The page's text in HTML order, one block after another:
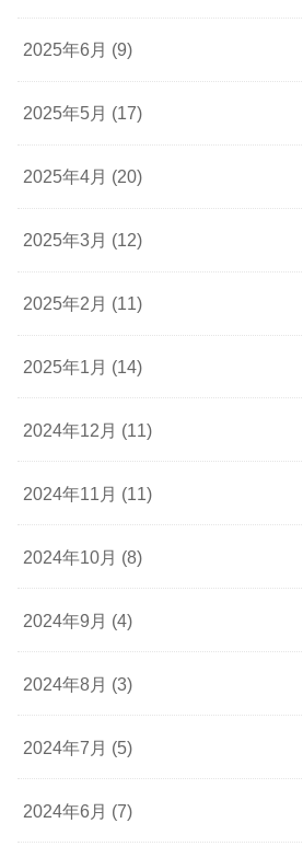
2025年6月 (9)
2025年5月 (17)
2025年4月 (20)
2025年3月 (12)
2025年2月 (11)
2025年1月 (14)
2024年12月 (11)
2024年11月 (11)
2024年10月 (8)
2024年9月 (4)
2024年8月 (3)
2024年7月 (5)
2024年6月 (7)